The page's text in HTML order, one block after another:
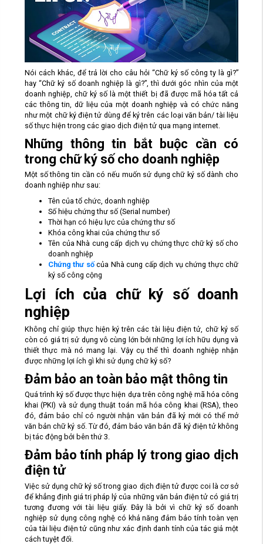
Nói cách khác, để trả lời cho câu hỏi “Chữ ký số công ty là gì?”
hay “Chữ ký số doanh nghiệp là gì?”, thì dưới góc nhìn của một
doanh nghiệp, chữ ký số là một thiết bị đã được mã hóa tất cả
các thông tin, dữ liệu của một doanh nghiệp và có chức năng
như một chữ ký điện tử dùng để ký trên các loại văn bản/ tài liệu
số thực hiện trong các giao dịch điện tử qua mạng internet.
Những thông tin bắt buộc cần có
trong chữ ký số cho doanh nghiệp
Một số thông tin cần có nếu muốn sử dụng chữ ký số dành cho
doanh nghiệp như sau:
Tên của tổ chức, doanh nghiệp
Số hiệu chứng thư số (Serial number)
Thời hạn có hiệu lực của chứng thư số
Khóa công khai của chứng thư số
Tên của Nhà cung cấp dịch vụ chứng thực chữ ký số cho
doanh nghiệp
Chứng thư sốcủa Nhà cung cấp dịch vụ chứng thực chữ
ký số công cộng
Lợi ích của chữ ký số doanh
nghiệp
Không chỉ giúp thực hiện ký trên các tài liệu điện tử, chữ ký số
còn có giá trị sử dụng vô cùng lớn bởi những lợi ích hữu dụng và
thiết thực mà nó mang lại. Vậy cụ thể thì doanh nghiệp nhận
được những lợi ích gì khi sử dụng chữ ký số?
Đảm bảo an toàn bảo mật thông tin
Quá trình ký số được thực hiện dựa trên công nghệ mã hóa công
khai (PKI) và sử dụng thuật toán mã hóa công khai (RSA), theo
đó, đảm bảo chỉ có người nhận văn bản đã ký mới có thể mở
văn bản chữ ký số. Từ đó, đảm bảo văn bản đã ký điện tử không
bị tác động bởi bên thứ 3.
Đảm bảo tính pháp lý trong giao dịch
điện tử
Việc sử dụng chữ ký số trong giao dịch điện tử được coi là cơ sở
để khẳng định giá trị pháp lý của những văn bản điện tử có giá trị
tương đương với tài liệu giấy. Đây là bởi vì chữ ký số doanh
nghiệp sử dụng công nghệ có khả năng đảm bảo tính toàn vẹn
của tài liệu điện tử cũng như xác định danh tính của tác giả một
cách tuyệt đối.